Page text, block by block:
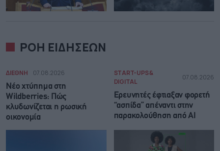
ΡΟΗ ΕΙΔΗΣΕΩΝ
ΔΙΕΘΝΗ 07.08.2026
Νέο χτύπημα στη
Wildberries: Πώς
κλυδωνίζεται η ρωσική
οικονομία
START-UPS &
DIGITAL
07.08.2026
Ερευνητές έφτιαξαν φορετή
“ασπίδα” απέναντι στην
παρακολούθηση από AI